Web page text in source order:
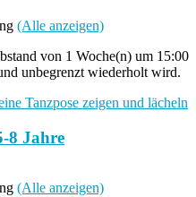
(Alle anzeigen)
von 1 Woche(n) um 15:00
unbegrenzt wiederholt wird.
8 Jahre
(Alle anzeigen)